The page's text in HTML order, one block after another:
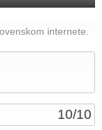
10/10